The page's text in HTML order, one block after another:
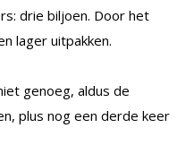
drie biljoen. Door het
lager uitpakken.
genoeg, aldus de
plus nog een derde keer